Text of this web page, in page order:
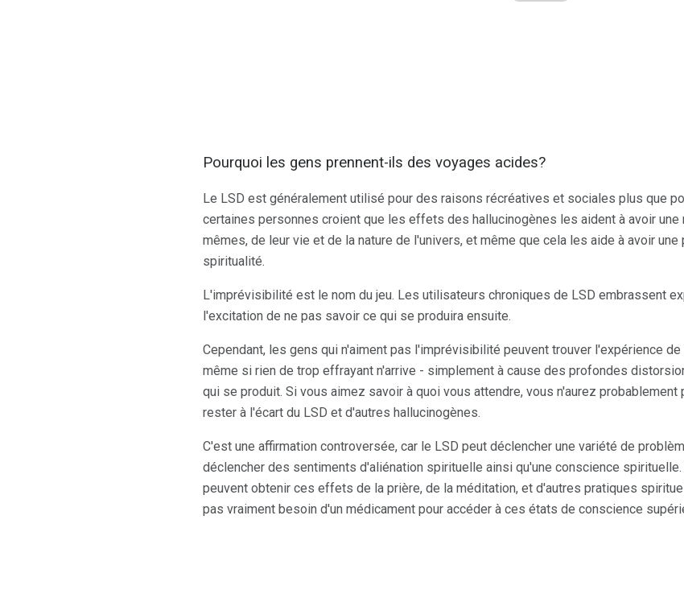
Pourquoi les gens prennent-ils des voyages acides?
Le LSD est généralement utilisé pour des raisons récréatives et sociales plus que
certaines personnes croient que les effets des hallucinogènes les aident à avoir
mêmes, de leur vie et de la nature de l'univers, et même que cela les aide à avoir
spiritualité.
L'imprévisibilité est le nom du jeu. Les utilisateurs chroniques de LSD embrassent
l'excitation de ne pas savoir ce qui se produira ensuite.
Cependant, les gens qui n'aiment pas l'imprévisibilité peuvent trouver l'expérience
même si rien de trop effrayant n'arrive - simplement à cause des profondes
qui se produit. Si vous aimez savoir à quoi vous attendre, vous n'aurez
rester à l'écart du LSD et d'autres hallucinogènes.
C'est une affirmation controversée, car le LSD peut déclencher une variété de
déclencher des sentiments d'aliénation spirituelle ainsi qu'une conscience
peuvent obtenir ces effets de la prière, de la méditation, et d'autres pratiques
pas vraiment besoin d'un médicament pour accéder à ces états de conscience